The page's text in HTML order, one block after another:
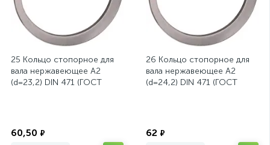
25 Кольцо стопорное для
вала нержавеющее А2
(d=23,2) DIN 471 (ГОСТ
60,50 ₽
26 Кольцо стопорное для
вала нержавеющее А2
(d=24,2) DIN 471 (ГОСТ
62 ₽